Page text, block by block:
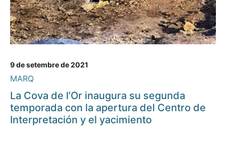
9 de setembre de 2021
MARQ
La Cova de l’Or inaugura su segunda
temporada con la apertura del Centro de
Interpretación y el yacimiento